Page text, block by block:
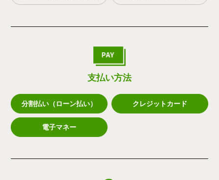
支払い方法
分割払い（ローン払い） クレジットカード
電子マネー